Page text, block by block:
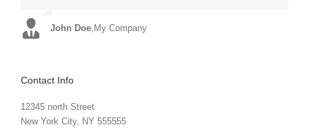
John Doe, My Company
Luke Beck ,Theme Fusion
Contact Info
12345 north Street
New York City, NY 555555